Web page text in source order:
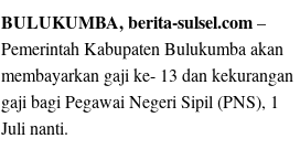
BULUKUMBA, berita-sulsel.com–
Pemerintah Kabupaten Bulukumba akan
membayarkan gaji ke- 13 dan kekurangan
gaji bagi Pegawai Negeri Sipil (PNS), 1
Juli nanti.